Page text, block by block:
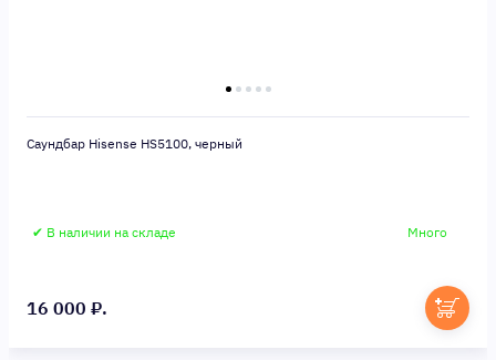
Саундбар Hisense HS5100, черный
✔ В наличии на складе Много
16 000 ₽.